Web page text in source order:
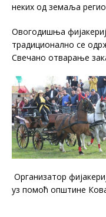
неких од земаља
Овогодишња
традиционално се
Свечано отварање
Организатор
уз помоћ општине